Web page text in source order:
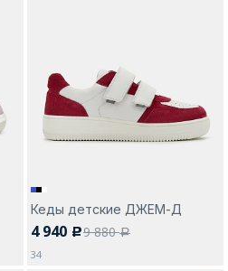
Кеды детские ДЖЕМ-Д
4 940 c9 880a
34